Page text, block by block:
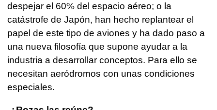
despejar el 60% del espacio aéreo; o la
catástrofe de Japón, han hecho replantear el
papel de este tipo de aviones y ha dado paso a
una nueva filosofía que supone ayudar a la
industria a desarrollar conceptos. Para ello se
necesitan aeródromos con unas condiciones
especiales.